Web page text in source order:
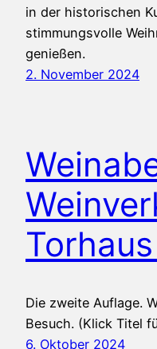
in der historischen
stimmungsvolle
genießen.
2. November 2024
Die zweite Auflage.
Besuch. (Klick Titel
6. Oktober 2024